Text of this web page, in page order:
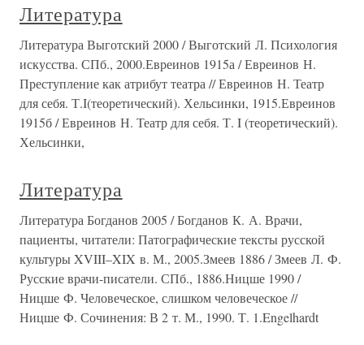
Литература
Литература Выготский 2000 / Выготский Л. Психология
искусства. СПб., 2000.Евреинов 1915а / Евреинов Н.
Преступление как атрибут театра // Евреинов Н. Театр
для себя. Т.I(теоретический). Хельсинки, 1915.Евреинов
1915б / Евреинов Н. Театр для себя. Т. I (теоретический).
Хельсинки,
Литература
Литература Богданов 2005 / Богданов К. А. Врачи,
пациенты, читатели: Патографические тексты русской
культуры XVIII–XIX в. М., 2005.Змеев 1886 / Змеев Л. Ф.
Русские врачи-писатели. СПб., 1886.Ницше 1990 /
Ницше Ф. Человеческое, слишком человеческое //
Ницше Ф. Сочинения: В 2 т. М., 1990. Т. 1.Engelhardt